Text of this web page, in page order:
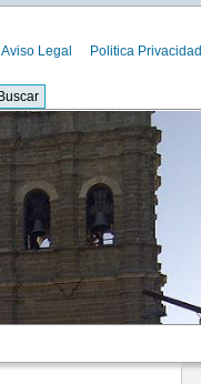
Aviso Legal Politica Privacidad